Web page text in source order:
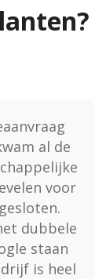
al de
voor
dubbele
staan
is heel